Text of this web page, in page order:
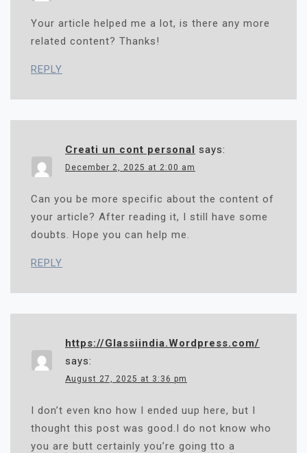
Your article helped me a lot, is there any more
related content? Thanks!
REPLY
Creati un cont personal says:
December 2, 2025 at 2:00 am
Can you be more specific about the content of
your article? After reading it, I still have some
doubts. Hope you can help me.
REPLY
https://Glassiindia.Wordpress.com/
says:
August 27, 2025 at 3:36 pm
I don’t even kno how I ended uup here, but I
thought this post was good.I do not know who
you are butt certainly you’re going tto a